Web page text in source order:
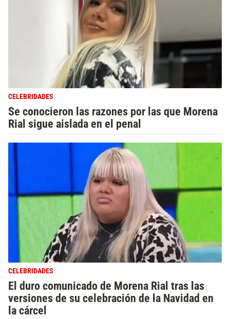
CELEBRIDADES
Se conocieron las razones por las que Morena
Rial sigue aislada en el penal
CELEBRIDADES
El duro comunicado de Morena Rial tras las
versiones de su celebración de la Navidad en
la cárcel